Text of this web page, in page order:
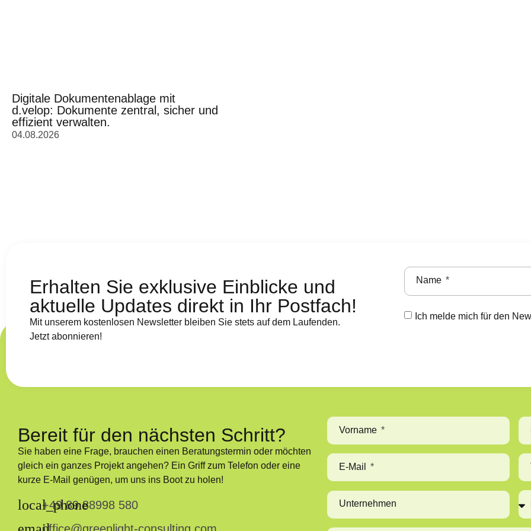
Digitale Dokumentenablage mit
d.velop: Dokumente zentral, sicher und
effizient verwalten.
04.08.2026
Erhalten Sie exklusive Einblicke und
aktuelle Updates direkt in Ihr Postfach!
Mit unserem kostenlosen Newsletter bleiben Sie stets auf dem Laufenden.
Jetzt abonnieren!
Name
Ich melde mich für den
Bereit für den nächsten Schritt?
Sie haben eine Frage, brauchen einen Beratungstermin oder möchten
gleich ein ganzes Projekt angehen? Ein Griff zum Telefon oder eine
kurze E-Mail genügen, um uns ins Boot zu holen!
+49 89 88998 580
Vorname
E-Mail
Unternehmen